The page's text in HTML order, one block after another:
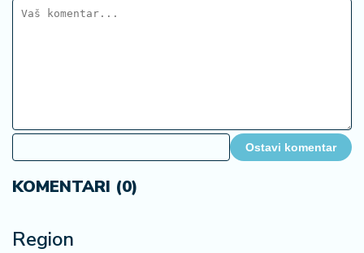
Ostavi komentar
KOMENTARI (0)
Region